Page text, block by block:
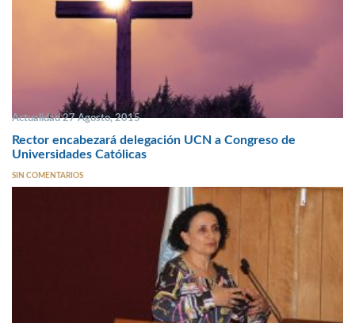
Actualidad 27 Agosto, 2015
Rector encabezará delegación UCN a Congreso de
Universidades Católicas
SIN COMENTARIOS